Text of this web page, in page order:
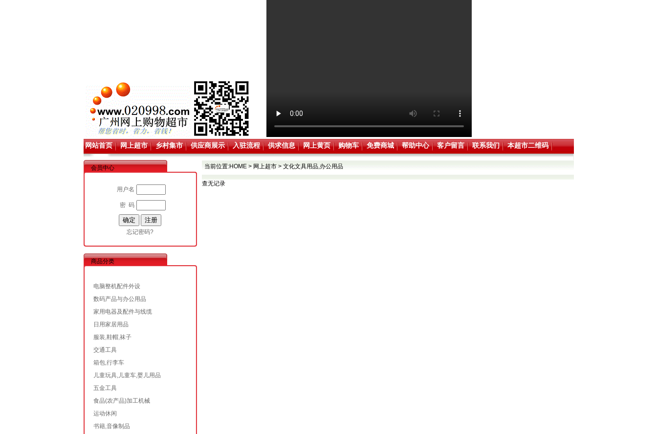
网站首页 网上超市 乡村集市 供应商展示 入驻流程 供求信息 网上黄页 购物车 免费商城 帮助中心 客户留言 联系我们 本超市二维码
会员中心
用户名
密 码
忘记密码?
商品分类
电脑整机配件外设
数码产品与办公用品
家用电器及配件与线缆
日用家居用品
服装,鞋帽,袜子
交通工具
箱包,行李车
儿童玩具,儿童车,婴儿用品
五金工具
食品(农产品)加工机械
运动休闲
书籍,音像制品
当前位置:HOME> 网上超市> 文化文具用品,办公用品
查无记录